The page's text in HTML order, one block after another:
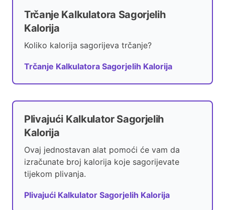
Trčanje Kalkulatora Sagorjelih
Kalorija
Koliko kalorija sagorijeva trčanje?
Trčanje Kalkulatora Sagorjelih Kalorija
Plivajući Kalkulator Sagorjelih
Kalorija
Ovaj jednostavan alat pomoći će vam da
izračunate broj kalorija koje sagorijevate
tijekom plivanja.
Plivajući Kalkulator Sagorjelih Kalorija